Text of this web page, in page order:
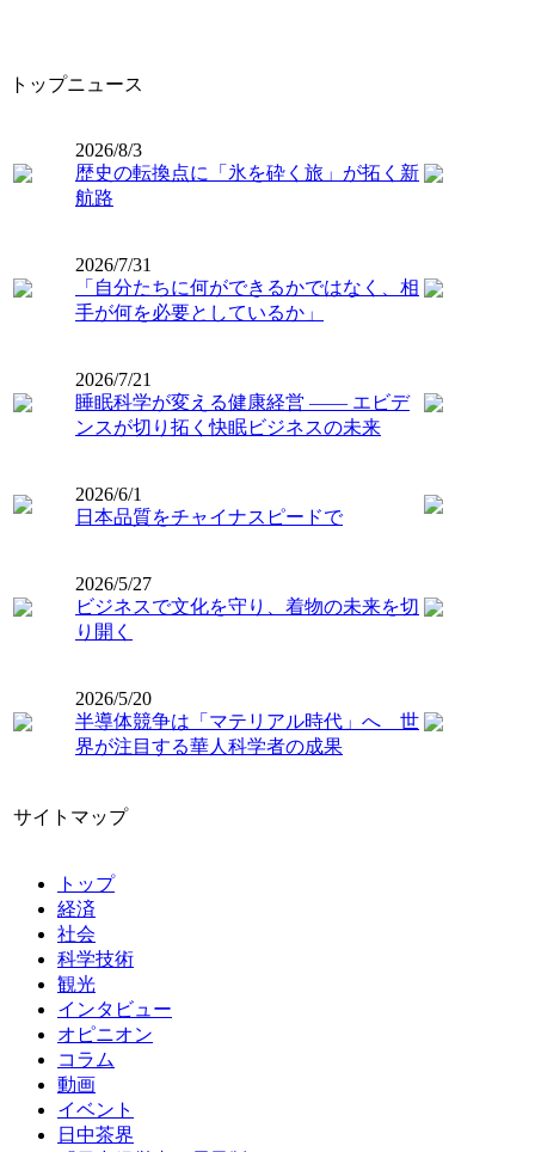
トップニュース
2026/8/3
歴史の転換点に「氷を砕く旅」が拓く新
航路
2026/7/31
「自分たちに何ができるかではなく、相
手が何を必要としているか」
2026/7/21
睡眠科学が変える健康経営 ―― エビデ
ンスが切り拓く快眠ビジネスの未来
2026/6/1
日本品質をチャイナスピードで
2026/5/27
ビジネスで文化を守り、着物の未来を切
り開く
2026/5/20
半導体競争は「マテリアル時代」へ 世
界が注目する華人科学者の成果
サイトマップ
トップ
経済
社会
科学技術
観光
インタビュー
オピニオン
コラム
動画
イベント
日中茶界